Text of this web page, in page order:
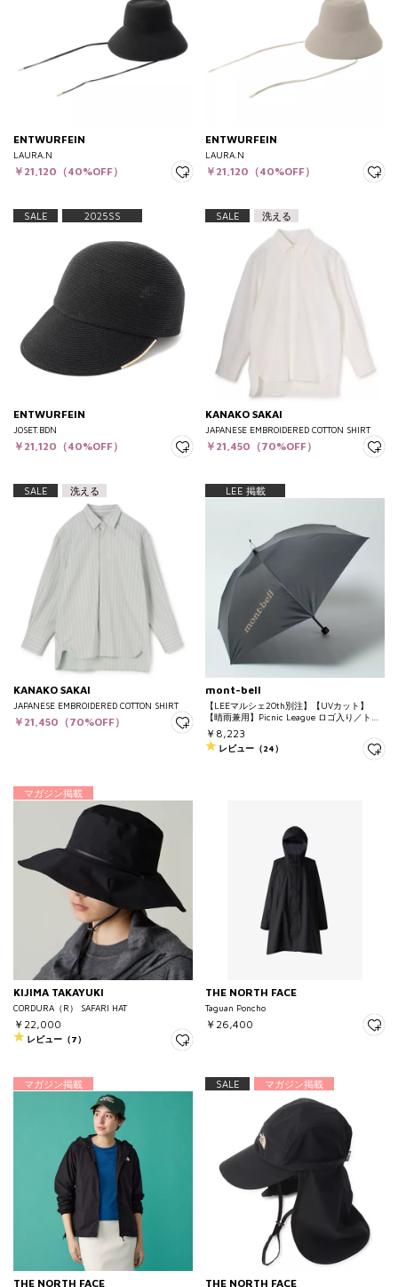
ENTWURFEIN
LAURA.N
￥21,120（40%OFF）
ENTWURFEIN
LAURA.N
￥21,120（40%OFF）
SALE 2025SS
ENTWURFEIN
JOSET.BDN
￥21,120（40%OFF）
SALE 洗える
KANAKO SAKAI
JAPANESE EMBROIDERED COTTON SHIRT
￥21,450（70%OFF）
SALE 洗える
KANAKO SAKAI
JAPANESE EMBROIDERED COTTON SHIRT
￥21,450（70%OFF）
LEE 掲載
mont-bell
【LEEマルシェ20th別注】【UVカット】
【晴雨兼用】Picnic League ロゴ入り／トラ
ベルサンブロックアンブレラ50
￥8,223
レビュー（24）
マガジン掲載
KIJIMA TAKAYUKI
CORDURA（R） SAFARI HAT
￥22,000
レビュー（7）
THE NORTH FACE
Taguan Poncho
￥26,400
マガジン掲載
THE NORTH FACE
SALE マガジン掲載
THE NORTH FACE